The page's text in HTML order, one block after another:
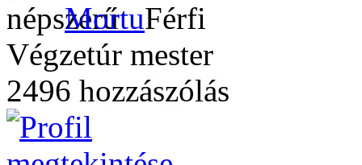
Mortu
Végzetúr mester
2496 hozzászólás